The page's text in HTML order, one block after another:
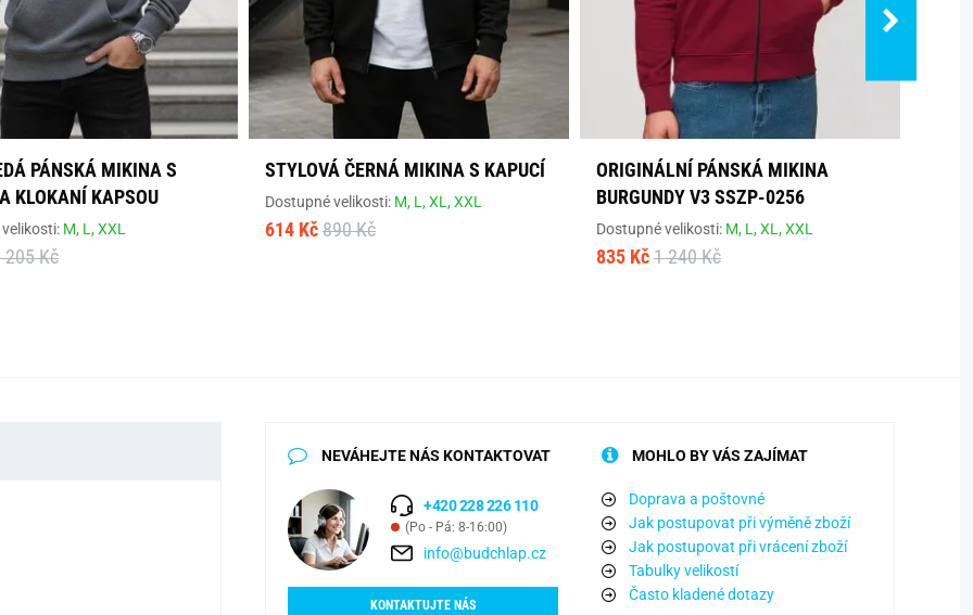
PÁNSKÁ MIKINA S
KLOKANÍ KAPSOU
M, L,XXL
205 Kč
STYLOVÁ ČERNÁ MIKINA S KAPUCÍ
Dostupné velikosti: M, L,XL,XXL
614 Kč 890 Kč
ORIGINÁLNÍ PÁNSKÁ MIKINA
BURGUNDY V3 SSZP-0256
Dostupné velikosti: M, L,XL,XXL
835 Kč 1 240 Kč
NEVÁHEJTE NÁS KONTAKTOVAT
+420 228 226 110
(Po - Pá: 8-16:00)
info@budchlap.cz
KONTAKTUJTE NÁS
MOHLO BY VÁS ZAJÍMAT
Doprava a poštovné
Jak postupovat při výměně zboží
Jak postupovat při vrácení zboží
Tabulky velikostí
Často kladené dotazy